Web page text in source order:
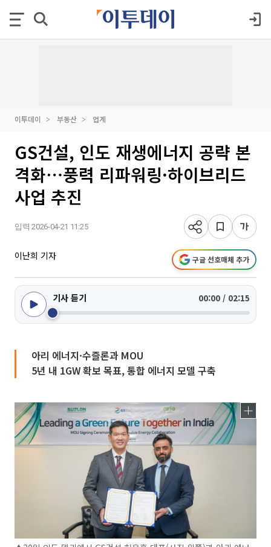
이투데이 부동산 업계
GS건설, 인도 재생에너지 공략 본
격화⋯풍력 리파워링·하이브리드
사업 추진
입력 2026-04-21 11:25
이난희 기자 구글 선호매체 추가
기사 듣기 00:00 / 02:15
아리 에너지·수즐론과 MOU
5년 내 1GW 확보 목표, 통합 에너지 모델 구축